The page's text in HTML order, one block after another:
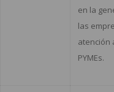
en la
las
atención
PYMEs.